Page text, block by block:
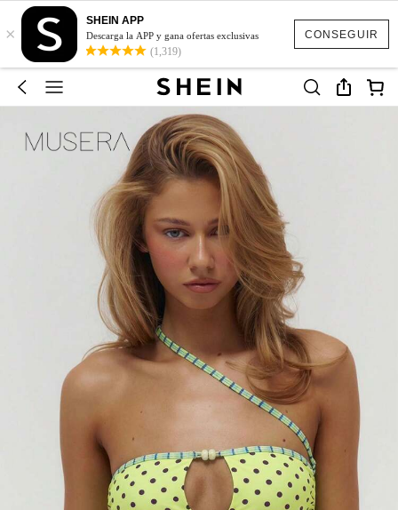
CONSEGUIR
×
SHEIN APP
Descarga la APP y gana ofertas exclusivas
(1,319)